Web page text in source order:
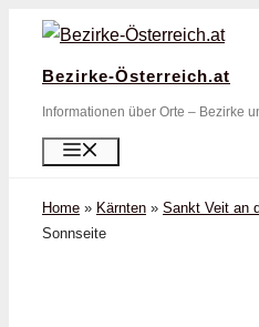
Zum
springen
Bezirke-Österreich.at
Informationen über Orte – Bezirke
Home » Kärnten » Sankt Veit an
Sonnseite